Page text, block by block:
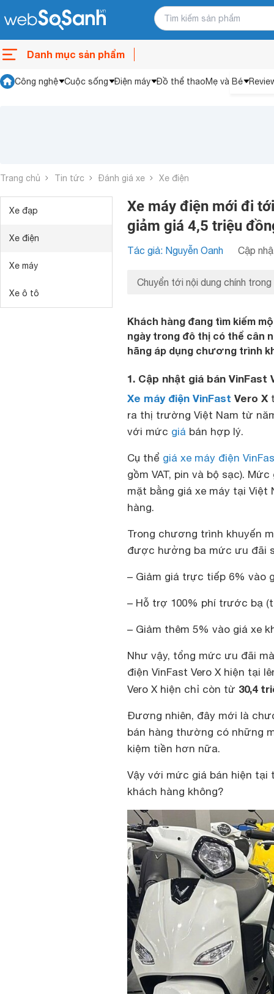
Danh mục sản phẩm
Công nghệ Cuộc sống Điện máy Đồ thể thaoMẹ và Bé
Trang chủ Tin tức Đánh giá xe Xe điện
Xe đạp
Xe điện
Xe máy
Xe ô tô
Xe máy điện mới đi
giảm giá 4,5 triệu
Tác giả: Nguyễn Oanh Cập
Chuyển tới nội dung chính trong
Khách hàng đang tìm kiếm
ngày trong đô thị có thể cân
hãng áp dụng chương trình
1. Cập nhật giá bán
Xe máy điện VinFast Vero X
ra thị trường Việt Nam từ
với mức giá bán hợp lý.
Cụ thể giá xe máy điện
gồm VAT, pin và bộ sạc).
mặt bằng giá xe máy tại
hàng.
Trong chương trình khuyến
được hưởng ba mức ưu đãi
– Giảm giá trực tiếp 6% vào
– Hỗ trợ 100% phí trước bạ
– Giảm thêm 5% vào giá xe
Như vậy, tổng mức ưu đãi
điện VinFast Vero X hiện tại
Vero X hiện chỉ còn từ 30,4
Đương nhiên, đây mới là
bán hàng thường có những
kiệm tiền hơn nữa.
Vậy với mức giá bán hiện tại
khách hàng không?